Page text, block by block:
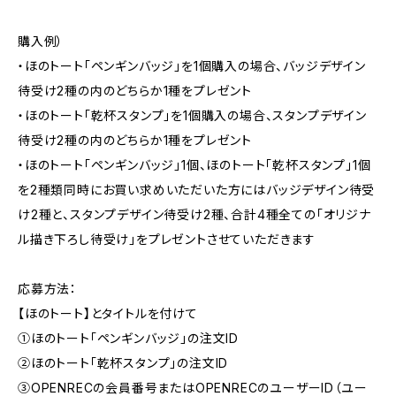
購入例）
・ほのトート「ペンギンバッジ」を1個購入の場合、バッジデザイン
待受け2種の内のどちらか1種をプレゼント
・ほのトート「乾杯スタンプ」を1個購入の場合、スタンプデザイン
待受け2種の内のどちらか1種をプレゼント
・ほのトート「ペンギンバッジ」1個、ほのトート「乾杯スタンプ」1個
を2種類同時にお買い求めいただいた方にはバッジデザイン待受
け2種と、スタンプデザイン待受け2種、合計4種全ての「オリジナ
ル描き下ろし待受け」をプレゼントさせていただきます
応募方法：
【ほのトート】とタイトルを付けて
①ほのトート「ペンギンバッジ」の注文ID
②ほのトート「乾杯スタンプ」の注文ID
③OPENRECの会員番号またはOPENRECのユーザーID（ユー